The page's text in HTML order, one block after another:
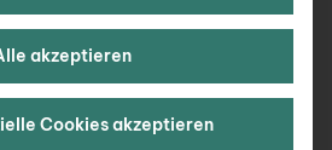
weiterer Grund, zu lächeln und
ist wie eine frische Tasse
akzeptieren
Cookies akzeptieren